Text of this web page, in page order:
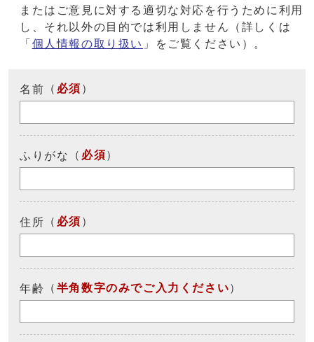
またはご意見に対する適切な対応を行うために利用
し、それ以外の目的では利用しません（詳しくは
「 個人情報の取り扱い 」をご覧ください）。
名前 （ 必須 ）
ふりがな （ 必須）
住所 （ 必須 ）
年齢 （ 半角数字のみでご入力ください）